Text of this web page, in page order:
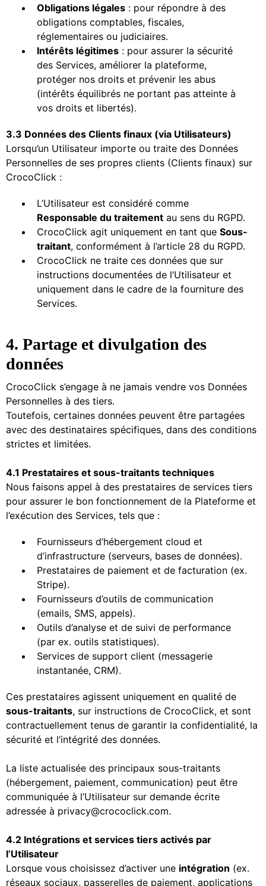
Obligations légales : pour répondre à des
obligations comptables, fiscales,
réglementaires ou judiciaires.
Intérêts légitimes : pour assurer la sécurité
des Services, améliorer la plateforme,
protéger nos droits et prévenir les abus
(intérêts équilibrés ne portant pas atteinte à
vos droits et libertés).
3.3 Données des Clients finaux (via Utilisateurs)
Lorsqu’un Utilisateur importe ou traite des Données
Personnelles de ses propres clients (Clients finaux) sur
CrocoClick :
L’Utilisateur est considéré comme
Responsable du traitement au sens du RGPD.
CrocoClick agit uniquement en tant que Sous-
traitant, conformément à l’article 28 du RGPD.
CrocoClick ne traite ces données que sur
instructions documentées de l’Utilisateur et
uniquement dans le cadre de la fourniture des
Services.
4. Partage et divulgation des
données
CrocoClick s’engage à ne jamais vendre vos Données
Personnelles à des tiers.
Toutefois, certaines données peuvent être partagées
avec des destinataires spécifiques, dans des conditions
strictes et limitées.
4.1 Prestataires et sous-traitants techniques
Nous faisons appel à des prestataires de services tiers
pour assurer le bon fonctionnement de la Plateforme et
l’exécution des Services, tels que :
Fournisseurs d’hébergement cloud et
d’infrastructure (serveurs, bases de données).
Prestataires de paiement et de facturation (ex.
Stripe).
Fournisseurs d’outils de communication
(emails, SMS, appels).
Outils d’analyse et de suivi de performance
(par ex. outils statistiques).
Services de support client (messagerie
instantanée, CRM).
Ces prestataires agissent uniquement en qualité de
sous-traitants, sur instructions de CrocoClick, et sont
contractuellement tenus de garantir la confidentialité, la
sécurité et l’intégrité des données.
La liste actualisée des principaux sous-traitants
(hébergement, paiement, communication) peut être
communiquée à l’Utilisateur sur demande écrite
adressée à privacy@crococlick.com.
4.2 Intégrations et services tiers activés par
l’Utilisateur
Lorsque vous choisissez d’activer une intégration (ex.
réseaux sociaux, passerelles de paiement, applications